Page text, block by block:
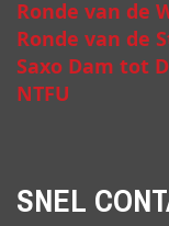
Ronde van de
Ronde van de
Saxo Dam tot
NTFU
SNEL